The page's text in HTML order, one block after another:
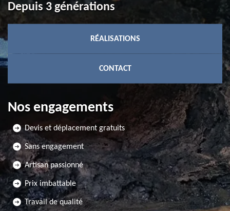
Depuis 3 générations
RÉALISATIONS
CONTACT
Nos engagements
Devis et déplacement gratuits
Sans engagement
Artisan passionné
Prix imbattable
Travail de qualité